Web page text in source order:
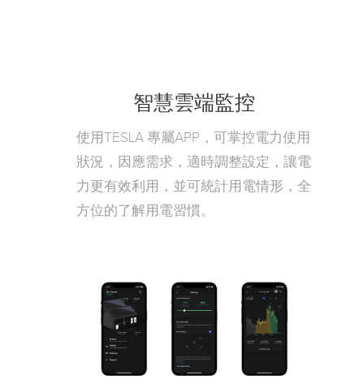
智慧雲端監控
使用TESLA 專屬APP，可掌控電力使用
狀況，因應需求，適時調整設定，讓電
力更有效利用，並可統計用電情形，全
方位的了解用電習慣。